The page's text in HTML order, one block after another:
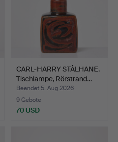
CARL-HARRY STÅLHANE.
Tischlampe, Rörstrand…
Beendet 5. Aug 2026
9 Gebote
70 USD